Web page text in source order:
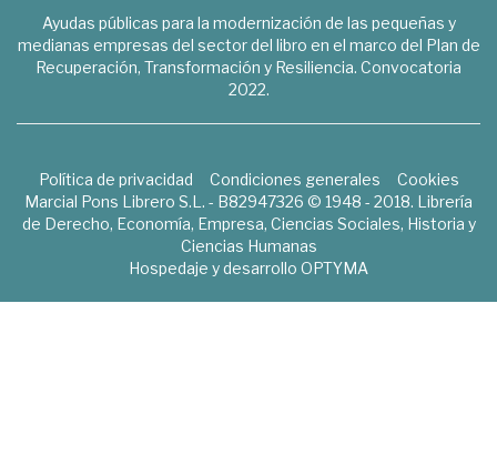
Ayudas públicas para la modernización de las pequeñas y
medianas empresas del sector del libro en el marco del Plan de
Recuperación, Transformación y Resiliencia. Convocatoria
2022.
Política de privacidad Condiciones generales
Cookies
Marcial Pons Librero S.L. - B82947326 © 1948 - 2018. Librería
de Derecho, Economía, Empresa, Ciencias Sociales, Historia y
Ciencias Humanas
Hospedaje y desarrollo OPTYMA